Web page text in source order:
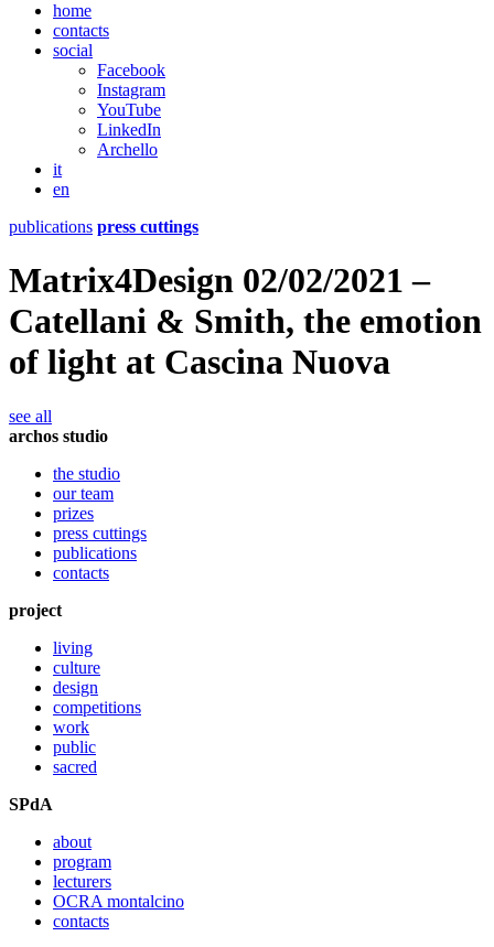
home
contacts
social
Facebook
Instagram
YouTube
LinkedIn
Archello
it
en
publications press cuttings
Matrix4Design 02/02/2021 –
Catellani & Smith, the emotion
of light at Cascina Nuova
see all
archos studio
the studio
our team
prizes
press cuttings
publications
contacts
project
living
culture
design
competitions
work
public
sacred
SPdA
about
program
lecturers
OCRA montalcino
contacts